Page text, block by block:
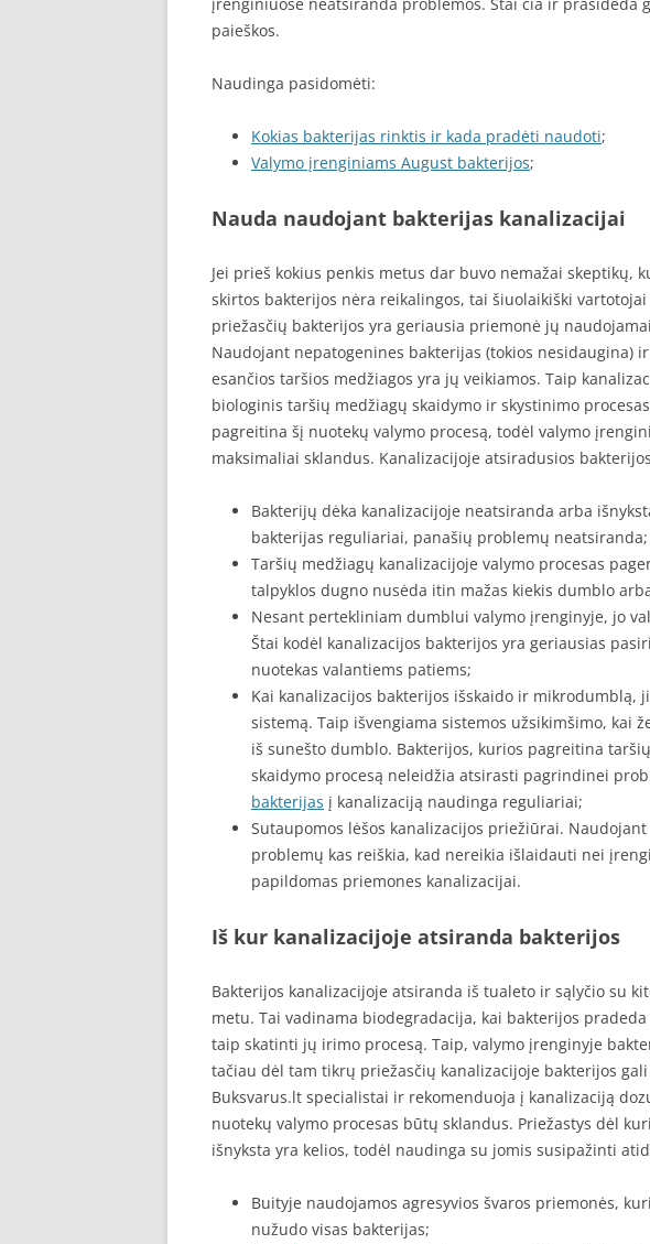
paieškos.
Naudinga pasidomėti:
Kokias bakterijas rinktis ir kada pradėti naudoti;
Valymo įrenginiams August bakterijos;
Nauda naudojant bakterijas kanalizacijai
Jei prieš kokius penkis metus dar buvo nemažai skeptikų,
skirtos bakterijos nėra reikalingos, tai šiuolaikiški
priežasčių bakterijos yra geriausia priemonė jų
Naudojant nepatogenines bakterijas (tokios nesidaugina)
esančios taršios medžiagos yra jų veikiamos. Taip
biologinis taršių medžiagų skaidymo ir skystinimo
pagreitina šį nuotekų valymo procesą, todėl valymo
maksimaliai sklandus. Kanalizacijoje atsiradusios
Bakterijų dėka kanalizacijoje neatsiranda arba
bakterijas reguliariai, panašių problemų neatsiranda;
Taršių medžiagų kanalizacijoje valymo procesas
talpyklos dugno nusėda itin mažas kiekis dumblo
Nesant pertekliniam dumblui valymo įrenginyje, jo
Štai kodėl kanalizacijos bakterijos yra geriausias
nuotekas valantiems patiems;
Kai kanalizacijos bakterijos išskaido ir mikrodumblą,
sistemą. Taip išvengiama sistemos užsikimšimo, kai
iš sunešto dumblo. Bakterijos, kurios pagreitina
skaidymo procesą neleidžia atsirasti pagrindinei
bakterijas į kanalizaciją naudinga reguliariai;
Sutaupomos lėšos kanalizacijos priežiūrai.
problemų kas reiškia, kad nereikia išlaidauti nei
papildomas priemones kanalizacijai.
Iš kur kanalizacijoje atsiranda bakterijos
Bakterijos kanalizacijoje atsiranda iš tualeto ir sąlyčio su
metu. Tai vadinama biodegradacija, kai bakterijos
taip skatinti jų irimo procesą. Taip, valymo įrenginyje
tačiau dėl tam tikrų priežasčių kanalizacijoje bakterijos
Buksvarus.lt specialistai ir rekomenduoja į kanalizaciją
nuotekų valymo procesas būtų sklandus. Priežastys dėl
išnyksta yra kelios, todėl naudinga su jomis susipažinti
Buityje naudojamos agresyvios švaros priemonės,
nužudo visas bakterijas;